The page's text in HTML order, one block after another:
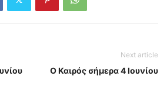
Next article
Ο Καιρός σήμερα 4 Ιουνίου